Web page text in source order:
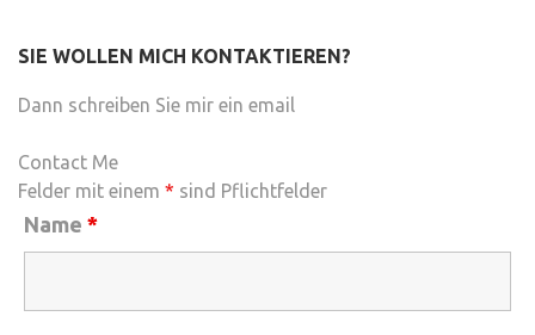
SIE WOLLEN MICH KONTAKTIEREN?
Dann schreiben Sie mir ein email
Contact Me
Felder mit einem * sind Pflichtfelder
Name *